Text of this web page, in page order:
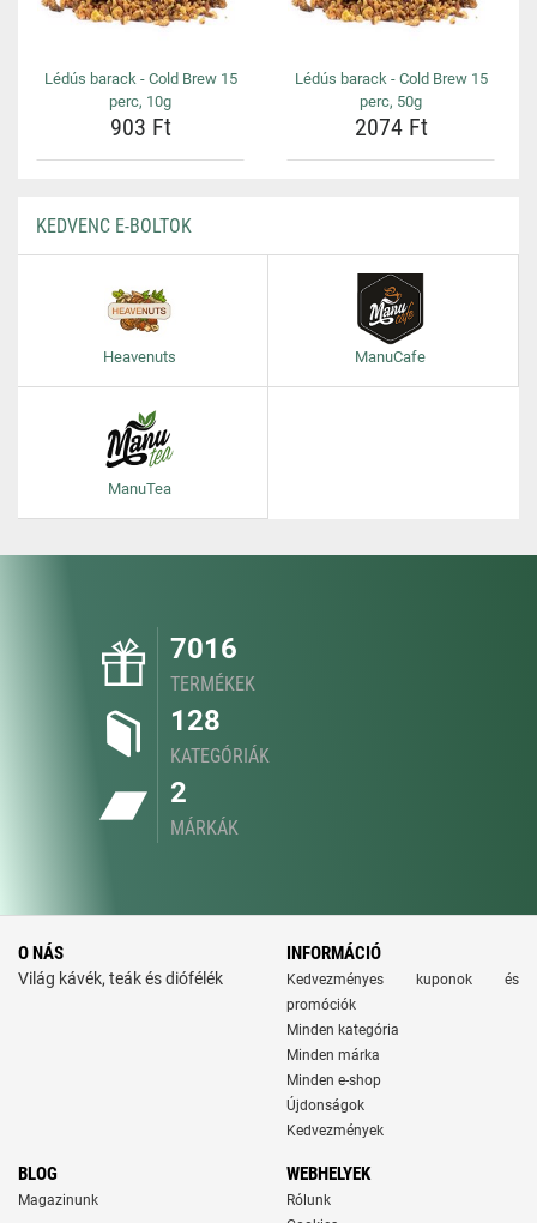
Lédús barack - Cold Brew 15
perc, 10g
903 Ft
Lédús barack - Cold Brew 15
perc, 50g
2074 Ft
KEDVENC E-BOLTOK
Heavenuts ManuCafe
ManuTea
7016
TERMÉKEK
128
KATEGÓRIÁK
2
MÁRKÁK
O NÁS
Világ kávék, teák és diófélék
INFORMÁCIÓ
Kedvezményes kuponok és
promóciók
Minden kategória
Minden márka
Minden e-shop
Újdonságok
Kedvezmények
BLOG
Magazinunk
WEBHELYEK
Rólunk